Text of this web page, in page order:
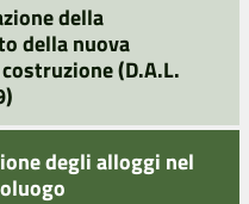
della
della nuova
(D.A.L.
degli alloggi nel